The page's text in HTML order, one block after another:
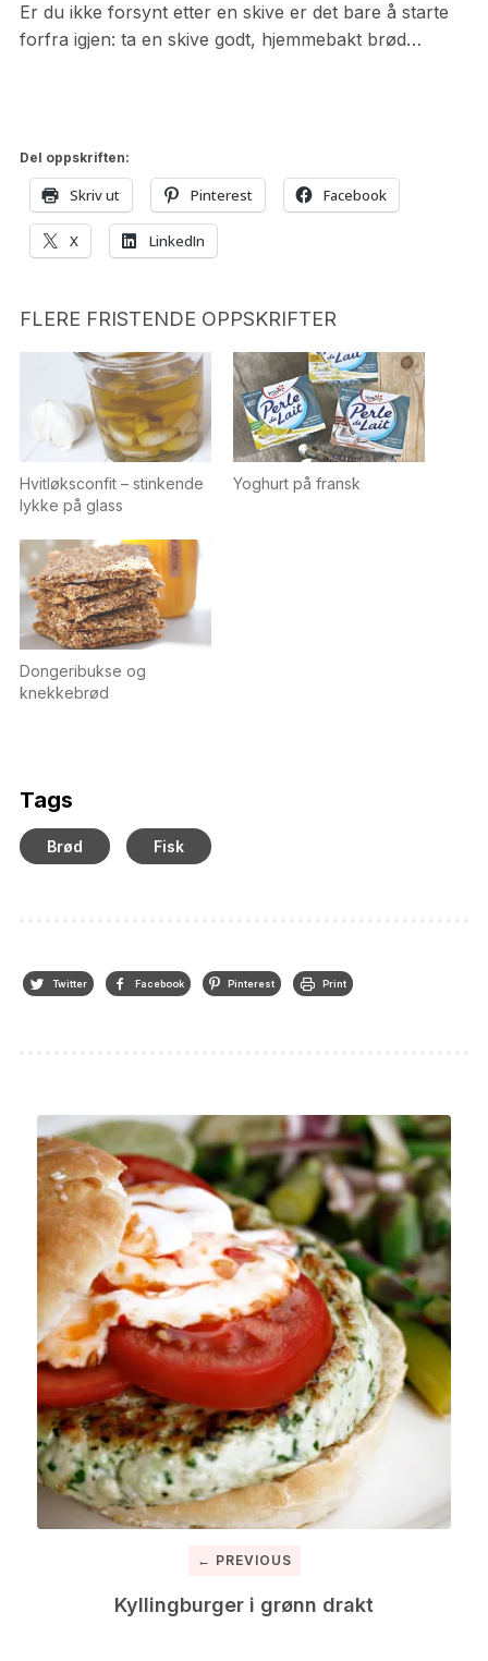
Er du ikke forsynt etter en skive er det bare å starte
forfra igjen: ta en skive godt, hjemmebakt brød…
Del oppskriften:
Skriv ut Pinterest Facebook
X LinkedIn
FLERE FRISTENDE OPPSKRIFTER
Hvitløksconfit – stinkende
lykke på glass
Yoghurt på fransk
Dongeribukse og
knekkebrød
Tags
Brød Fisk
Twitter Facebook Pinterest Print
← PREVIOUS
Kyllingburger i grønn drakt